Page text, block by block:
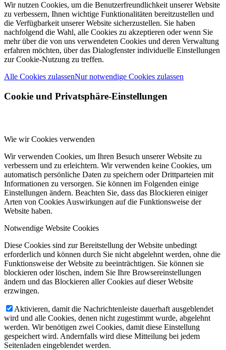
Wir nutzen Cookies, um die Benutzerfreundlichkeit unserer Website
zu verbessern, Ihnen wichtige Funktionalitäten bereitzustellen und
die Verfügbarkeit unserer Website sicherzustellen. Sie haben
nachfolgend die Wahl, alle Cookies zu akzeptieren oder wenn Sie
mehr über die von uns verwendeten Cookies und deren Verwaltung
erfahren möchten, über das Dialogfenster individuelle Einstellungen
zur Cookie-Nutzung zu treffen.
Alle Cookies zulassenNur notwendige Cookies zulassen
Cookie und Privatsphäre-Einstellungen
Wie wir Cookies verwenden
Wir verwenden Cookies, um Ihren Besuch unserer Website zu
verbessern und zu erleichtern. Wir verwenden keine Cookies, um
automatisch persönliche Daten zu speichern oder Drittparteien mit
Informationen zu versorgen. Sie können im Folgenden einige
Einstellungen ändern. Beachten Sie, dass das Blockieren einiger
Arten von Cookies Auswirkungen auf die Funktionsweise der
Website haben.
Notwendige Website Cookies
Diese Cookies sind zur Bereitstellung der Website unbedingt
erforderlich und können durch Sie nicht abgelehnt werden, ohne die
Funktionsweise der Website zu beeinträchtigen. Sie können sie
blockieren oder löschen, indem Sie Ihre Browsereinstellungen
ändern und das Blockieren aller Cookies auf dieser Website
erzwingen.
Aktivieren, damit die Nachrichtenleiste dauerhaft ausgeblendet
wird und alle Cookies, denen nicht zugestimmt wurde, abgelehnt
werden. Wir benötigen zwei Cookies, damit diese Einstellung
gespeichert wird. Andernfalls wird diese Mitteilung bei jedem
Seitenladen eingeblendet werden.